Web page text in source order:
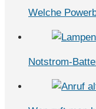
Welche
Notstrom-